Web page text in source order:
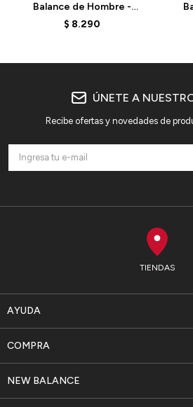
Balance de Hombre -
Hierro V8 - MTHIERD8 -
$ 8.290
TIENDAS
AYUDA
NEW BALANCE
COMPRA
ÚNETE A
Recibe ofertas y novedades de